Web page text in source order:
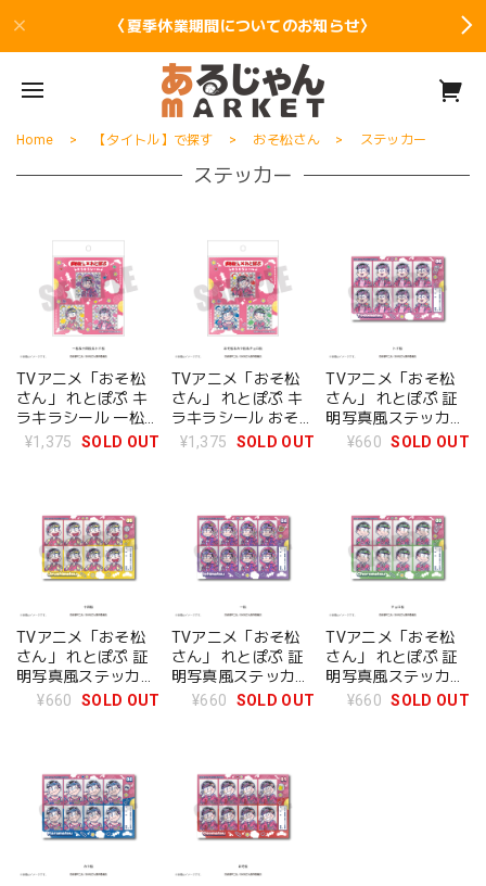
〈夏季休業期間についてのお知らせ〉
Home 【タイトル】で探す おそ松さん ステッカー
ステッカー
TVアニメ「おそ松
さん」 れとぽぷ キ
ラキラシール 一松&
十四松&トド松
¥1,375 SOLD OUT
TVアニメ「おそ松
さん」 れとぽぷ キ
ラキラシール おそ松
&カラ松&チョロ松
¥1,375 SOLD OUT
TVアニメ「おそ松
さん」 れとぽぷ 証
明写真風ステッカー
トド松
¥660 SOLD OUT
TVアニメ「おそ松
さん」 れとぽぷ 証
明写真風ステッカー
十四松
¥660 SOLD OUT
TVアニメ「おそ松
さん」 れとぽぷ 証
明写真風ステッカー
一松¥660 SOLD OUT
TVアニメ「おそ松
さん」 れとぽぷ 証
明写真風ステッカー
チョロ松
¥660 SOLD OUT